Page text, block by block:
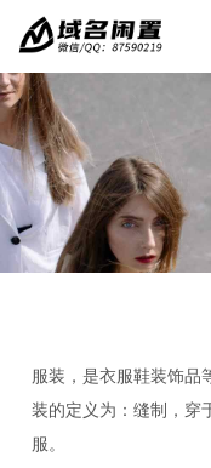
服装，是衣服鞋装饰品
装的定义为：缝制，穿
服。